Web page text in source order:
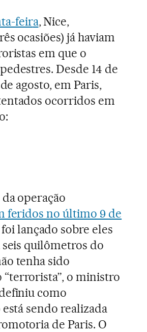
feira, Nice,
ocasiões) já haviam
em que o
Desde 14 de
agosto, em Paris,
ocorridos em
operação
feridos no último 9 de
lançado sobre eles
quilômetros do
tenha sido
o ministro
como
sendo realizada
de Paris. O